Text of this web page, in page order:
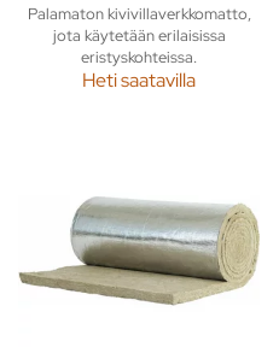
Palamaton kivivillaverkkomatto,
jota käytetään erilaisissa
eristyskohteissa.
Heti saatavilla